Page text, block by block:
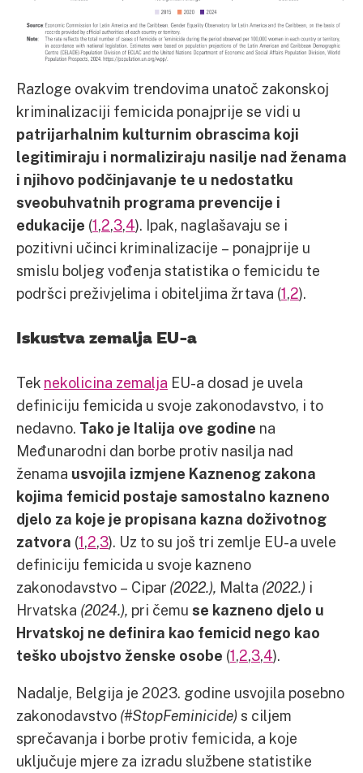
Razloge ovakvim trendovima unatoč zakonskoj
kriminalizaciji femicida ponajprije se vidi u
patrijarhalnim kulturnim obrascima koji
legitimiraju i normaliziraju nasilje nad ženama
i njihovo podčinjavanje te u nedostatku
sveobuhvatnih programa prevencije i
edukacije (1,2,3,4). Ipak, naglašavaju se i
pozitivni učinci kriminalizacije – ponajprije u
smislu boljeg vođenja statistika o femicidu te
podršci preživjelima i obiteljima žrtava (1,2).
Iskustva zemalja EU-a
Tek nekolicina zemalja EU-a dosad je uvela
definiciju femicida u svoje zakonodavstvo, i to
nedavno. Tako je Italija ove godine na
Međunarodni dan borbe protiv nasilja nad
ženama usvojila izmjene Kaznenog zakona
kojima femicid postaje samostalno kazneno
djelo za koje je propisana kazna doživotnog
zatvora (1,2,3). Uz to su još tri zemlje EU-a uvele
definiciju femicida u svoje kazneno
zakonodavstvo – Cipar (2022.), Malta (2022.) i
Hrvatska (2024.), pri čemu se kazneno djelo u
Hrvatskoj ne definira kao femicid nego kao
teško ubojstvo ženske osobe (1,2,3,4).
Nadalje, Belgija je 2023. godine usvojila posebno
zakonodavstvo (#StopFeminicide)s ciljem
sprečavanja i borbe protiv femicida, a koje
uključuje mjere za izradu službene statistike